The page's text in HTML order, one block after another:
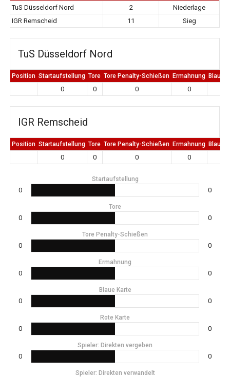
TuS Düsseldorf Nord 2
Niederlage
IGR Remscheid
11 Sieg
TuS Düsseldorf Nord
Position Startaufstellung Tore Tore Penalty-Schießen Ermahnung Blaue
0 0 0 0
IGR Remscheid
Position Startaufstellung Tore Tore Penalty-Schießen Ermahnung Blaue
0 0 0 0
Startaufstellung
0 0
Tore
0 0
Tore Penalty-Schießen
0 0
Ermahnung
0 0
Blaue Karte
0 0
Rote Karte
0 0
Spieler: Direkten vergeben
0 0
Spieler: Direkten verwandelt